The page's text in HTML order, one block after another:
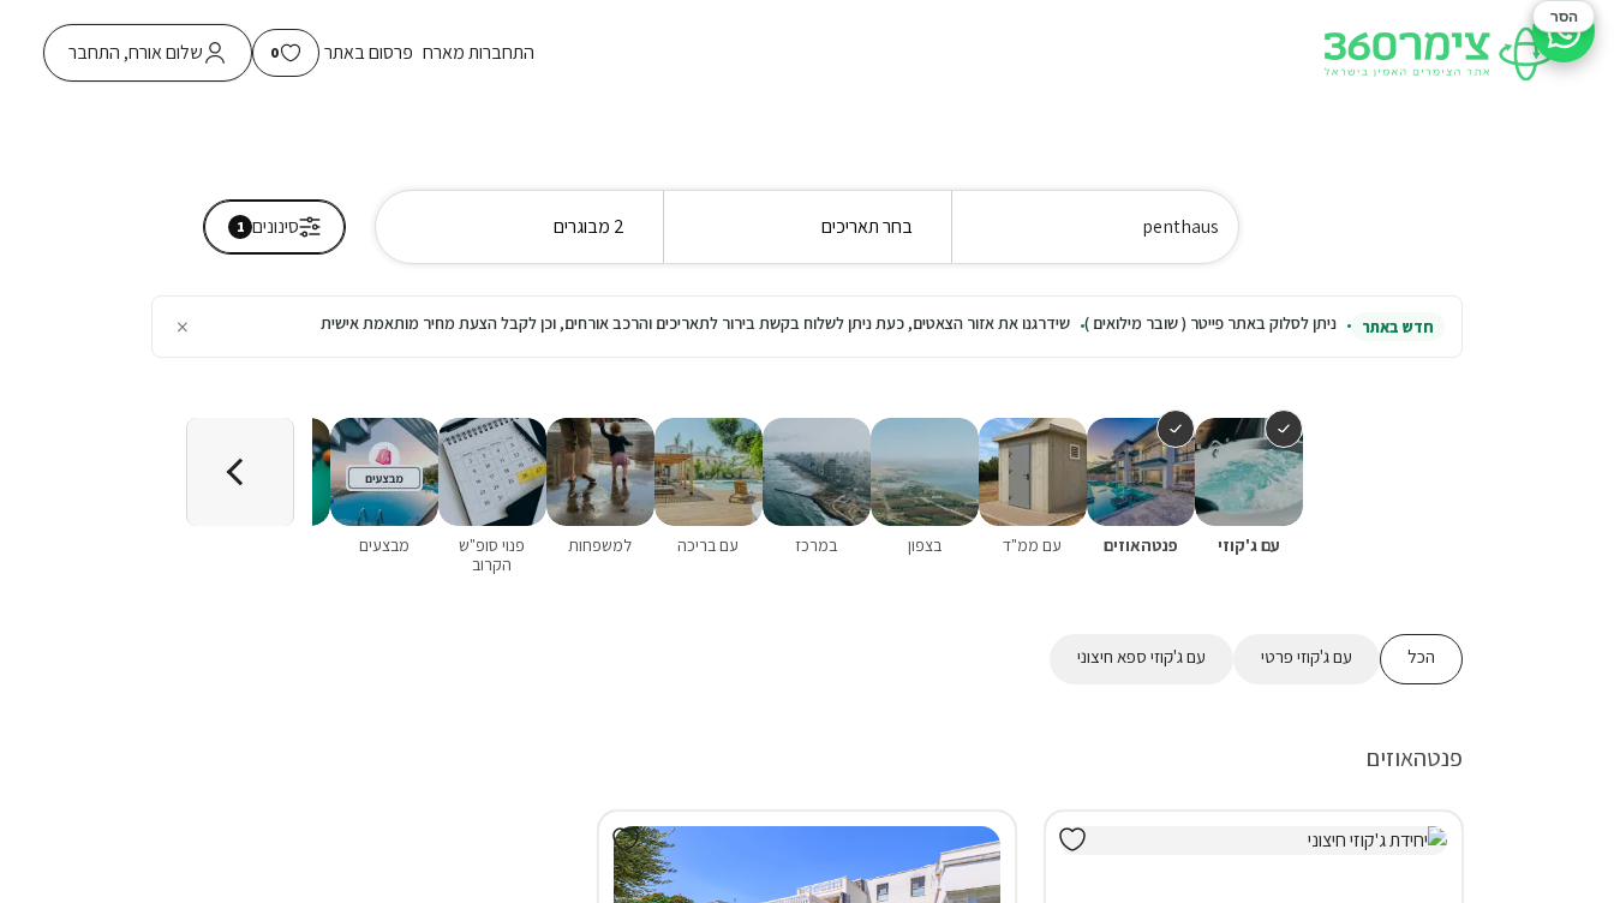
התחברות מארח פרסום באתר 0 שלום אורח, התחבר
penthaus בחר תאריכים 2 מבוגרים סינונים 1
חדש באתר ניתן לסלוק באתר פייטר ( שובר מילואים ) שידרגנו את אזור הצאטים, כעת ניתן לשלוח בקשת בירור לתאריכים והרכב אורחים, וכן לקבל הצעת מחיר מותאמת אישית ×
עם ג'קוזי פנטהאוזים עם ממ"ד בצפון במרכז עם בריכה למשפחות
פנוי סופ"ש
הקרוב
מבצעים
הכל עם ג'קוזי פרטי עם ג'קוזי ספא חיצוני
פנטהאוזים
סיוע בהזמנה
הסר